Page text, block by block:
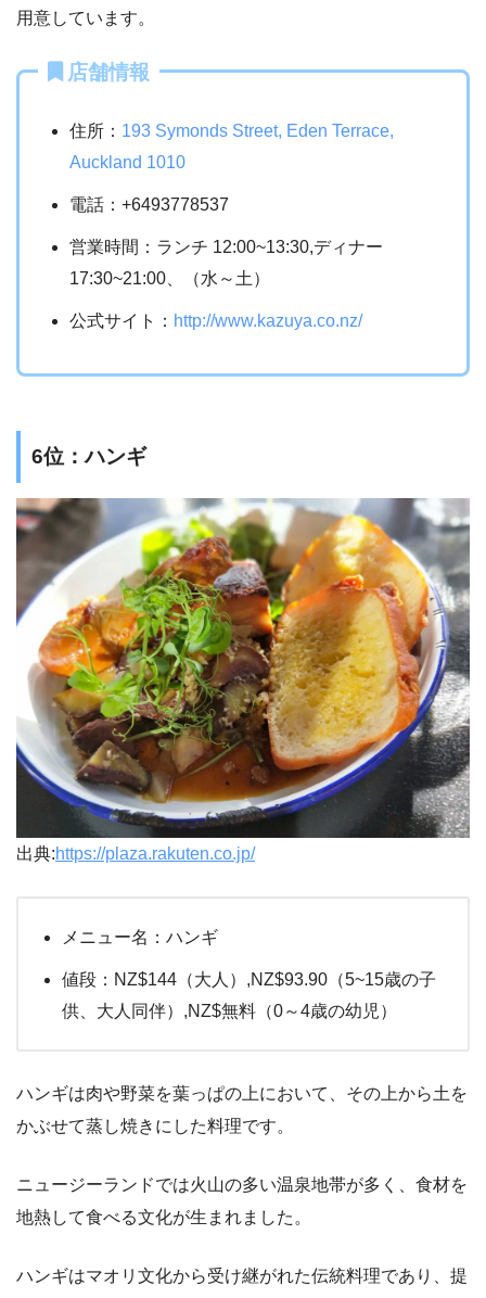
用意しています。
店舗情報
住所： 193 Symonds Street, Eden Terrace,
Auckland 1010
電話：+6493778537
営業時間：ランチ 12:00~13:30,ディナー
17:30~21:00、（水～土）
公式サイト： http://www.kazuya.co.nz/
6位：ハンギ
出典:https://plaza.rakuten.co.jp/
メニュー名：ハンギ
値段：NZ$144（大人）,NZ$93.90（5~15歳の子
供、大人同伴）,NZ$無料（0～4歳の幼児）
ハンギは肉や野菜を葉っぱの上において、その上から土を
かぶせて蒸し焼きにした料理です。
ニュージーランドでは火山の多い温泉地帯が多く、食材を
地熱して食べる文化が生まれました。
ハンギはマオリ文化から受け継がれた伝統料理であり、提